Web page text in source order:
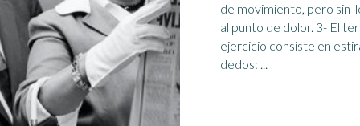
de movimiento, pero sin
al punto de dolor. 3- El tercer
ejercicio consiste en
dedos: ...